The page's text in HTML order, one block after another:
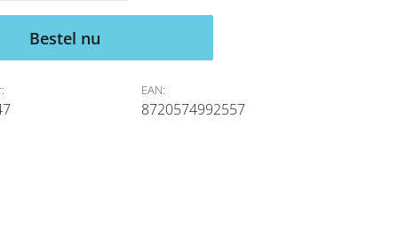
Bestel nu
EAN:
8720574992557